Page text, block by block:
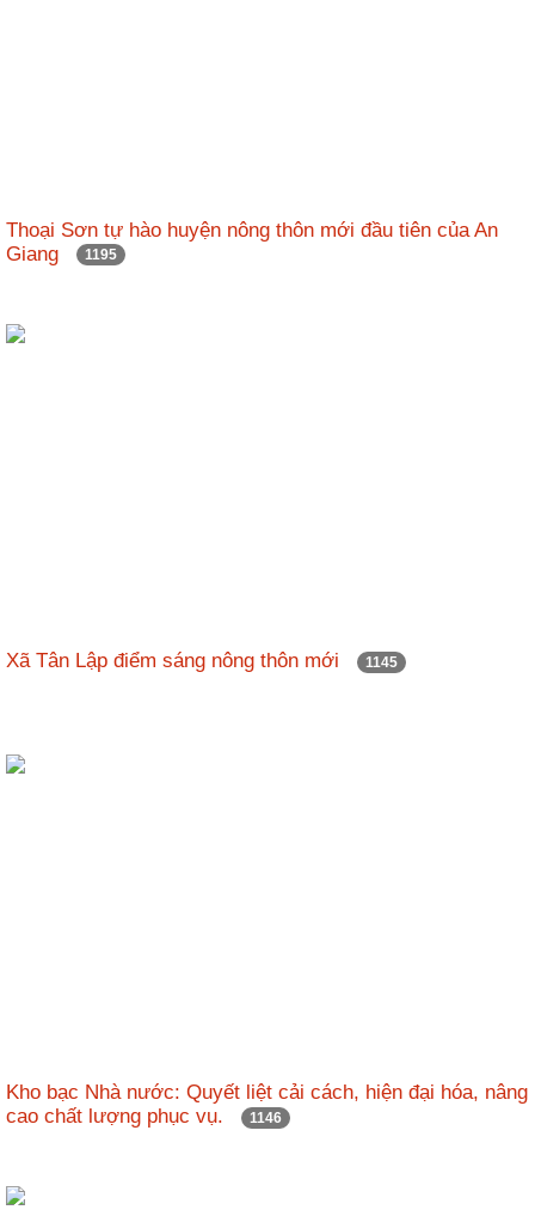
Thoại Sơn tự hào huyện nông thôn mới đầu tiên của An
Giang
1195
Xã Tân Lập điểm sáng nông thôn mới 1145
Kho bạc Nhà nước: Quyết liệt cải cách, hiện đại hóa, nâng
cao chất lượng phục vụ.
1146